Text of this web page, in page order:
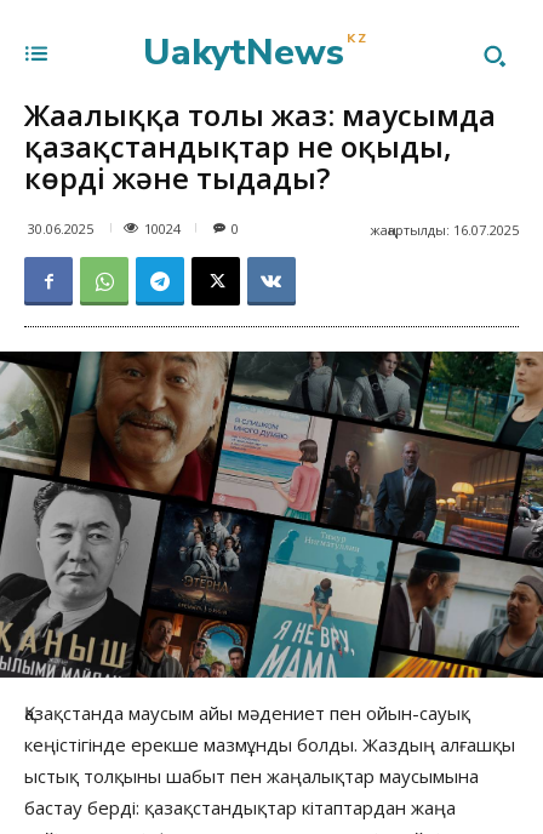
UakytNews KZ
Жаңалыққа толы жаз: маусымда
қазақстандықтар не оқыды,
көрді және тыңдады?
30.06.2025 10024 жаңартылды: 16.07.2025
0
Қазақстанда маусым айы мәдениет пен ойын-сауық
кеңістігінде ерекше мазмұнды болды. Жаздың алғашқы
ыстық толқыны шабыт пен жаңалықтар маусымына
бастау берді: қазақстандықтар кітаптардан жаңа